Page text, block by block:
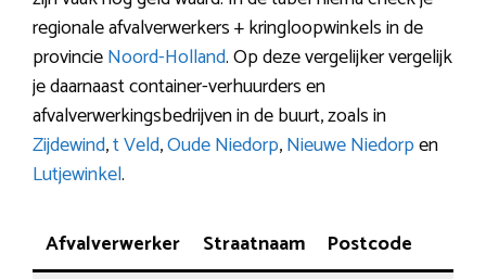
regionale afvalverwerkers + kringloopwinkels in de
provincieNoord-Holland. Op deze vergelijker vergelijk
je daarnaast container-verhuurders en
afvalverwerkingsbedrijven in de buurt, zoals in
Zijdewind,t Veld,Oude Niedorp,Nieuwe Niedorpen
Lutjewinkel.
Afvalverwerker Straatnaam Postcode